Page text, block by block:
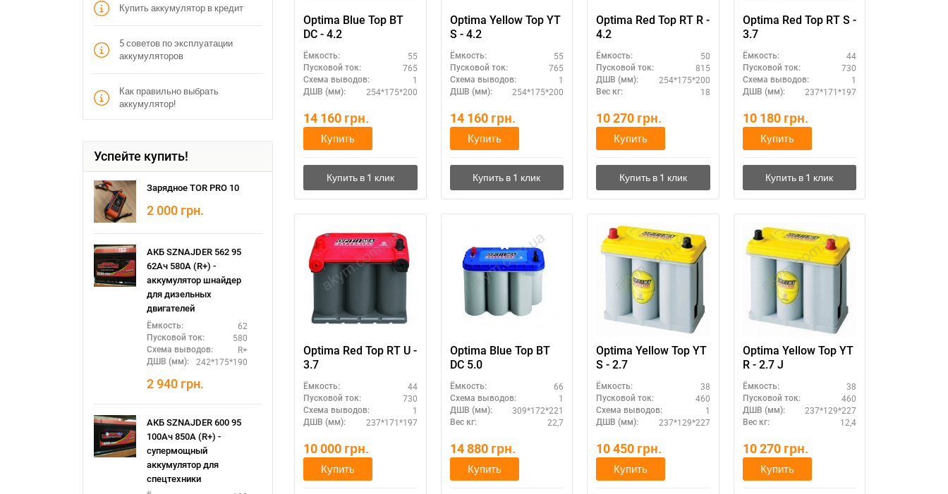
Купить аккумулятор в кредит
5 советов по эксплуатации
аккумуляторов
Как правильно выбрать
аккумулятор!
Успейте купить!
Зарядное TOR PRO 10
2 000 грн.
АКБ SZNAJDER 562 95
62Ач 580А (R+) -
аккумулятор шнайдер
для дизельных
двигателей
Ёмкость: 62
Пусковой ток: 580
Схема выводов: R+
ДШВ (мм): 242*175*190
2 940 грн.
АКБ SZNAJDER 600 95
100Ач 850А (R+) -
супермощный
аккумулятор для
спецтехники
Optima Blue Top BT
DC - 4.2
Ёмкость: 55
Пусковой ток: 765
Схема выводов: 1
ДШВ (мм): 254*175*200
14 160 грн.
Купить
Optima Yellow Top YT
S - 4.2
Ёмкость: 55
Пусковой ток: 765
Схема выводов: 1
ДШВ (мм): 254*175*200
14 160 грн.
Купить
Optima Red Top RT R -
4.2
Ёмкость: 50
Пусковой ток: 815
ДШВ (мм): 254*175*200
Вес кг: 18
10 270 грн.
Купить
Optima Red Top RT S -
3.7
Ёмкость: 44
Пусковой ток: 730
Схема выводов: 1
ДШВ (мм): 237*171*197
10 180 грн.
Купить
Optima Red Top RT U -
3.7
Ёмкость: 44
Пусковой ток: 730
Схема выводов: 1
ДШВ (мм): 237*171*197
10 000 грн.
Купить
Optima Blue Top BT
DC 5.0
Ёмкость: 66
Схема выводов: 1
ДШВ (мм): 309*172*221
Вес кг: 22,7
14 880 грн.
Купить
Optima Yellow Top YT
S - 2.7
Ёмкость: 38
Пусковой ток: 460
Схема выводов: 1
ДШВ (мм): 237*129*227
10 450 грн.
Купить
Optima Yellow Top YT
R - 2.7 J
Ёмкость: 38
Пусковой ток: 460
ДШВ (мм): 237*129*227
Вес кг: 12,4
10 270 грн.
Купить
Написать в Viber Написать в Telegram